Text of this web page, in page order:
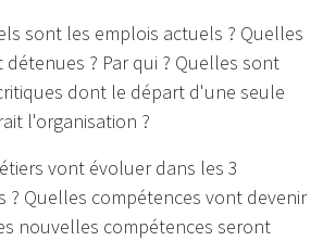
sont les emplois actuels ? Quelles
? Par qui ? Quelles sont
dont le départ d'une seule
l'organisation ?
vont évoluer dans les 3
? Quelles compétences vont devenir
nouvelles compétences seront